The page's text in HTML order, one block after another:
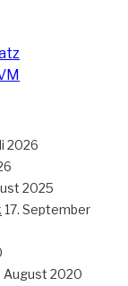
2026
2025
17. September
August 2020